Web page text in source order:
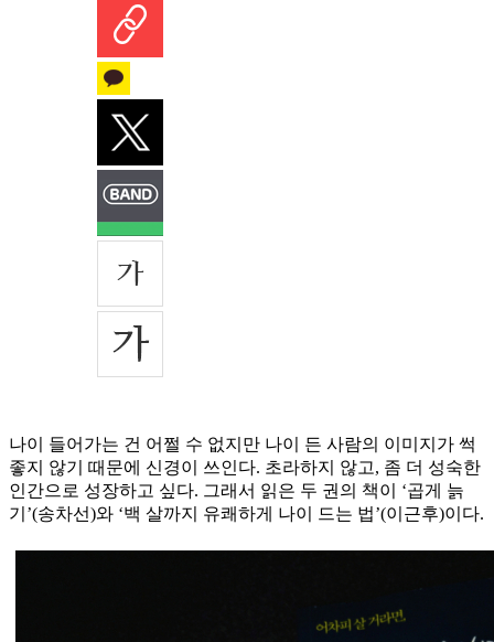
나이 들어가는 건 어쩔 수 없지만 나이 든 사람의 이미지가 썩
좋지 않기 때문에 신경이 쓰인다. 초라하지 않고, 좀 더 성숙한
인간으로 성장하고 싶다. 그래서 읽은 두 권의 책이 ‘곱게 늙
기’(송차선)와 ‘백 살까지 유쾌하게 나이 드는 법’(이근후)이다.